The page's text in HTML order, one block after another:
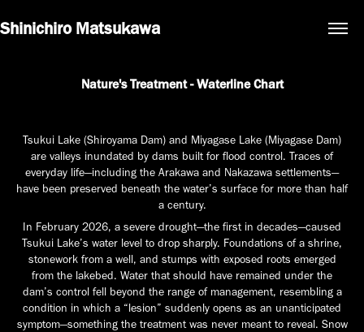
Shinichiro Matsukawa
Nature's Treatment - Waterline Chart
Tsukui Lake (Shiroyama Dam) and Miyagase Lake (Miyagase Dam)
are valleys inundated by dams built for flood control. Traces of
everyday life—including the Arakawa and Nakazawa settlements—
have been preserved beneath the water’s surface for more than half
a century.
In February 2026, a severe drought—the first in decades—caused
Tsukui Lake’s water level to drop sharply. Foundations of a shrine,
stonework from a well, and stumps with exposed roots emerged
from the lakebed. Water that should have remained under the
dam’s control fell beyond the range of management, resembling a
condition in which a “lesion” suddenly opens as an unanticipated
symptom—something the treatment was never meant to reveal. Snow